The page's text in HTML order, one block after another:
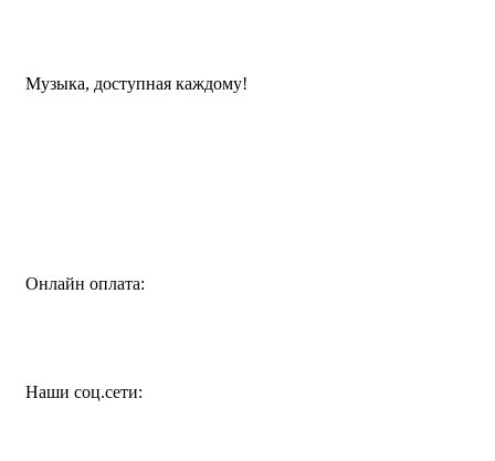
Музыка, доступная каждому!
Онлайн оплата:
Наши соц.сети: